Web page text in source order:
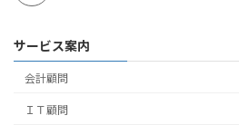
サービス案内
会計顧問
ＩＴ顧問